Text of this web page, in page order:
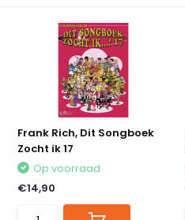
Frank Rich, Dit Songboek
Zocht ik 17
Op voorraad
€14,90